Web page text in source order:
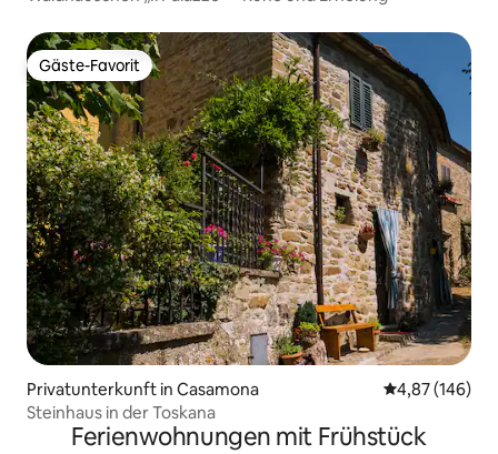
Gäste-Favorit
Gäste-Favorit
Privatunterkunft in Casamona
4,87 (146)
Steinhaus in der Toskana
Ferienwohnungen mit Frühstück